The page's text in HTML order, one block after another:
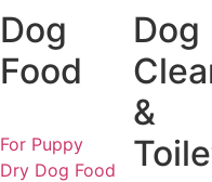
Dog
Food
For Puppy
Dry Dog Food
Dog
&